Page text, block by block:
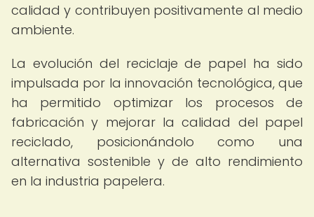
calidad y contribuyen positivamente al medio
ambiente.
La evolución del reciclaje de papel ha sido
impulsada por la innovación tecnológica, que
ha permitido optimizar los procesos de
fabricación y mejorar la calidad del papel
reciclado, posicionándolo como una
alternativa sostenible y de alto rendimiento
en la industria papelera.